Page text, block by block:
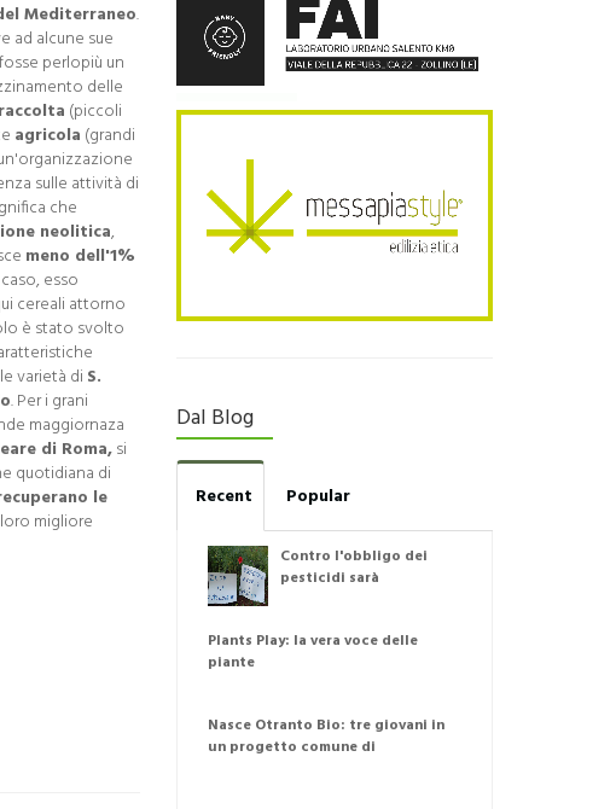
Mediterraneo.
ad alcune sue
perlopiù un
delle
(piccoli
agricola (grandi
sulle attività di
che
neolitica,
meno dell'1%
esso
cereali attorno
è stato svolto
varietà di S.
. Per i grani
maggiornaza
di Roma,si
quotidiana di
le
migliore
Dal Blog
Recent Popular
Contro l'obbligo dei
pesticidi sarà
Plants Play: la vera voce delle
piante
Nasce Otranto Bio: tre giovani in
un progetto comune di